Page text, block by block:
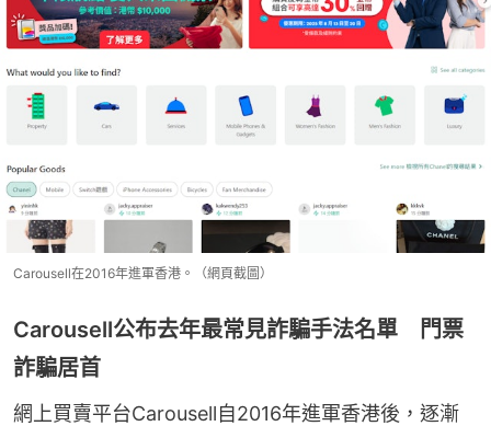
Carousell在2016年進軍香港。（網頁截圖）
Carousell公布去年最常見詐騙手法名單 門票
詐騙居首
網上買賣平台Carousell自2016年進軍香港後，逐漸